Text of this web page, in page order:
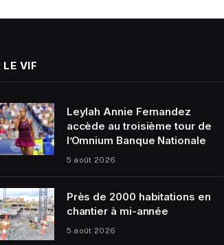
LE VIF
Leylah Annie Fernandez
accède au troisième tour de
l’Omnium Banque Nationale
5 août 2026
Près de 2000 habitations en
chantier à mi-année
5 août 2026